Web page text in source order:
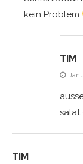
kein Problem
TIM
salat
TIM